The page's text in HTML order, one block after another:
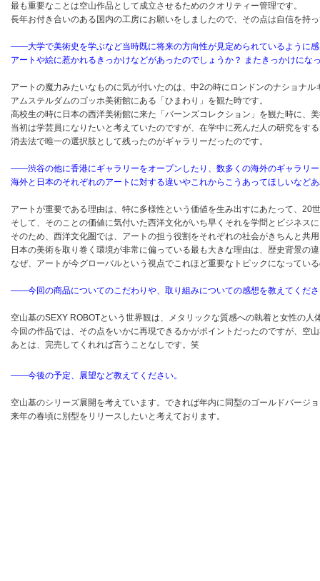
最も重要なことは空山作品として成立させるためのクオリティー管理です。
長年お付き合いのある国内の工房にお願いをしましたので、その点は自信を持
――大学で美術史を学ぶなど当時既に将来の方向性が見定められているように
アートや絵に惹かれるきっかけなどがあったのでしょうか？ またきっかけにな
アートの魔力みたいなものに気が付いたのは、中2の時にロンドンのナショナ
アムステルダムのゴッホ美術館にある「ひまわり」を観た時です。
高校生の時に日本の西洋美術館に来た「バーンズコレクション」を観た時に、
当初は学芸員になりたいと考えていたのですが、在学中に死んだ人の研究をす
消去法で唯一の選択肢として残ったのがギャラリーだったのです。
――渋谷の他に香港にギャラリーをオープンしたり、数多くの海外のギャラリ
海外と日本のそれぞれのアートに対する違いやこれからこうあってほしいなど
アートが重要である理由は、特に多様性という価値を生み出すにあたって、20
そして、そのことの価値に気付いた西洋文化がいち早くそれを学問とビジネス
そのため、西洋文化圏では、アートの担う役割をそれぞれの社会がきちんと共
日本の美術を取り巻く環境が非常に偏っている最も大きな理由は、歴史背景
なぜ、アートが今グローバルという視点でこれほど重要なトピックになってい
――今回の商品についてのこだわりや、取り組みについての感想を教えてくだ
空山基のSEXY ROBOTという世界観は、メタリックな質感への執着と女性の人
今回の作品では、その点をいかに再現できるかがポイントだったのですが、空
あとは、完売してくれれば言うことなしです。笑
――今後の予定、展望など教えてください。
空山基のシリーズ展開を考えています。できれば年内に同型のゴールドバージ
来年の春頃に別型をリリースしたいと考えております。